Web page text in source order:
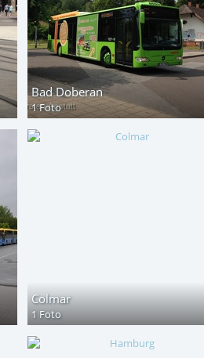
Bad Doberan
1 Foto
Colmar
1 Foto